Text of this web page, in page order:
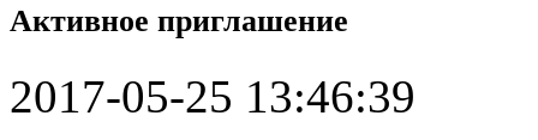
Активное приглашение
2017-05-25 13:46:39